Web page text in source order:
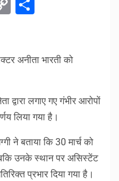
Copy
अनीता भारती को
लगाए गए गंभीर आरोपों
लिया गया है।
ने बताया कि 30 मार्च को
उनके स्थान पर असिस्टेंट
प्रभार दिया गया है।